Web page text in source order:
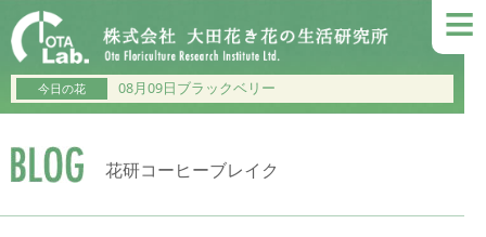
≡
今日の花 08月09日ブラックベリー
花研コーヒーブレイク